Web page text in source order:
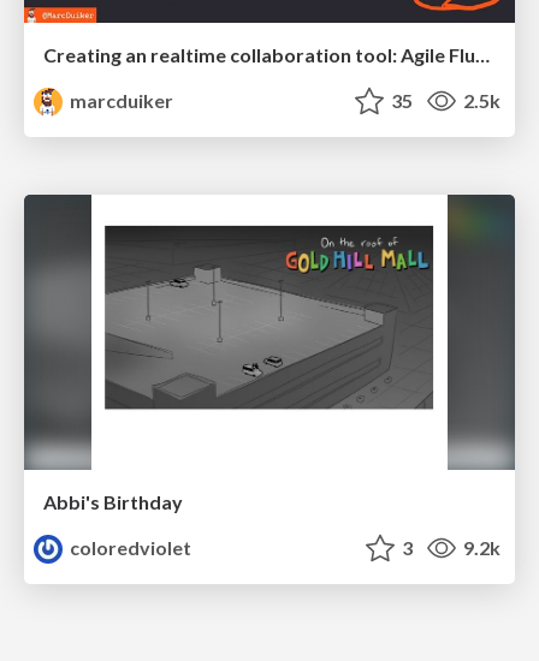
marcduiker
35 2.5k
Abbi's Birthday
coloredviolet
3 9.2k